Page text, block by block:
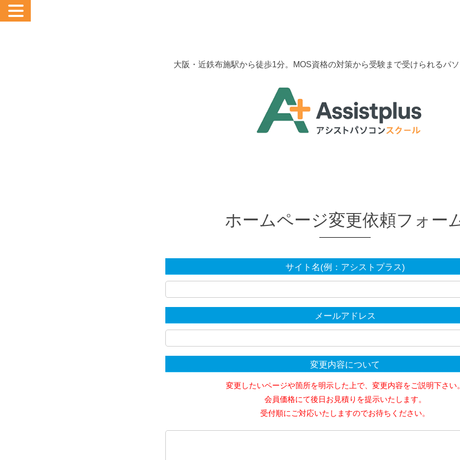
大阪・近鉄布施駅から徒歩1分。MOS資格の対策から受験まで受けられるパ
ホームページ変更依頼フォー
サイト名(例：アシストプラス)
メールアドレス
変更内容について
変更したいページや箇所を明示した上で、変更内容をご説明下さい
会員価格にて後日お見積りを提示いたします。
受付順にご対応いたしますのでお待ちください。